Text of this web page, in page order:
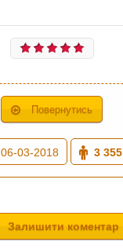
Повернутись
06-03-2018 3 355
Залишити коментар